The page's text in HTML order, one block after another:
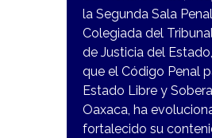
la Segunda Sala Penal
Colegiada del
de Justicia del
que el Código Penal
Estado Libre y
Oaxaca, ha
fortalecido su